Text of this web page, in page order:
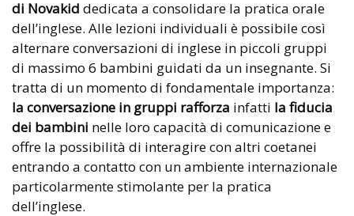
di Novakid dedicata a consolidare la pratica orale
dell’inglese. Alle lezioni individuali è possibile così
alternare conversazioni di inglese in piccoli gruppi
di massimo 6 bambini guidati da un insegnante. Si
tratta di un momento di fondamentale importanza:
la conversazione in gruppi rafforza infatti la fiducia
dei bambini nelle loro capacità di comunicazione e
offre la possibilità di interagire con altri coetanei
entrando a contatto con un ambiente internazionale
particolarmente stimolante per la pratica
dell’inglese.